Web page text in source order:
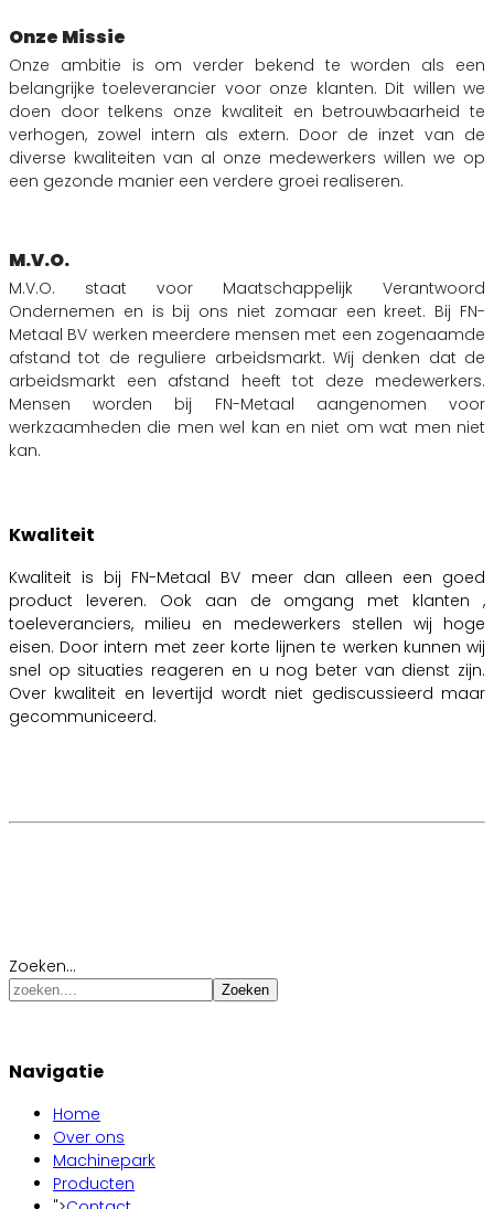
Onze Missie
Onze ambitie is om verder bekend te worden als een
belangrijke toeleverancier voor onze klanten. Dit willen we
doen door telkens onze kwaliteit en betrouwbaarheid te
verhogen, zowel intern als extern. Door de inzet van de
diverse kwaliteiten van al onze medewerkers willen we op
een gezonde manier een verdere groei realiseren.
M.V.O.
M.V.O. staat voor Maatschappelijk Verantwoord
Ondernemen en is bij ons niet zomaar een kreet. Bij FN-
Metaal BV werken meerdere mensen met een zogenaamde
afstand tot de reguliere arbeidsmarkt. Wij denken dat de
arbeidsmarkt een afstand heeft tot deze medewerkers.
Mensen worden bij FN-Metaal aangenomen voor
werkzaamheden die men wel kan en niet om wat men niet
kan.
Kwaliteit
Kwaliteit is bij FN-Metaal BV meer dan alleen een goed
product leveren. Ook aan de omgang met klanten ,
toeleveranciers, milieu en medewerkers stellen wij hoge
eisen. Door intern met zeer korte lijnen te werken kunnen wij
snel op situaties reageren en u nog beter van dienst zijn.
Over kwaliteit en levertijd wordt niet gediscussieerd maar
gecommuniceerd.
Zoeken...
Zoeken
Navigatie
Home
Over ons
Machinepark
Producten